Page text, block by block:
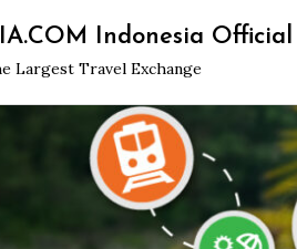
Indonesia Official
Largest Travel Exchange